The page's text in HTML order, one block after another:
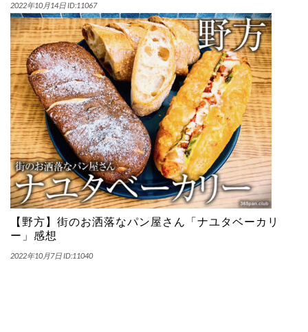
2022年10月14日 ID:11067
【野方】街のお洒落なパン屋さん「ナユタベーカリ
ー」感想
2022年10月7日 ID:11040